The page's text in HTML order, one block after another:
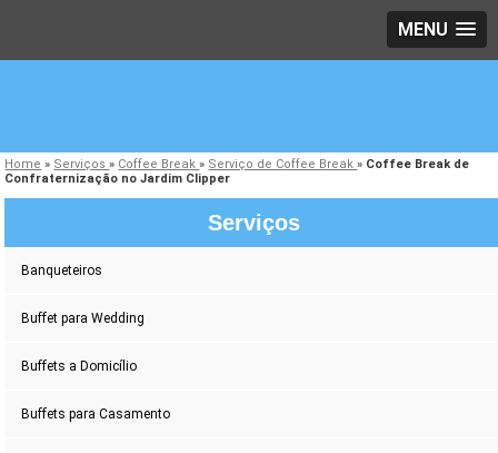
MENU
Home » Serviços» Coffee Break» Serviço de Coffee Break» Coffee Break de
Confraternização no Jardim Clipper
Serviços
Banqueteiros
Buffet para Wedding
Buffets a Domicílio
Buffets para Casamento